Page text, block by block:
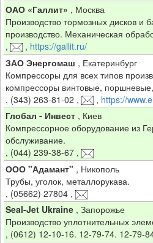
ОАО «Галлит» , Москва
Производство тормозных дисков и
производство. Механическая
,
, https://gallit.ru/
ЗАО Энергомаш , Екатеринбург
Компрессоры для всех типов
компрессоры винтовые,
, (343) 263-81-02 , , https://
Глобал - Инвест, Киев
Компрессорное оборудование из
обслуживание.
, (044) 239-38-67 ,
ООО "Адамант" , Никополь
Трубы, уголок, металлорукава.
, (05662) 27804 ,
Seal-Jet Ukraine, Запорожье
Производство уплотнительных
, (0612) 12-10-16. 12-79-74. 12-79-